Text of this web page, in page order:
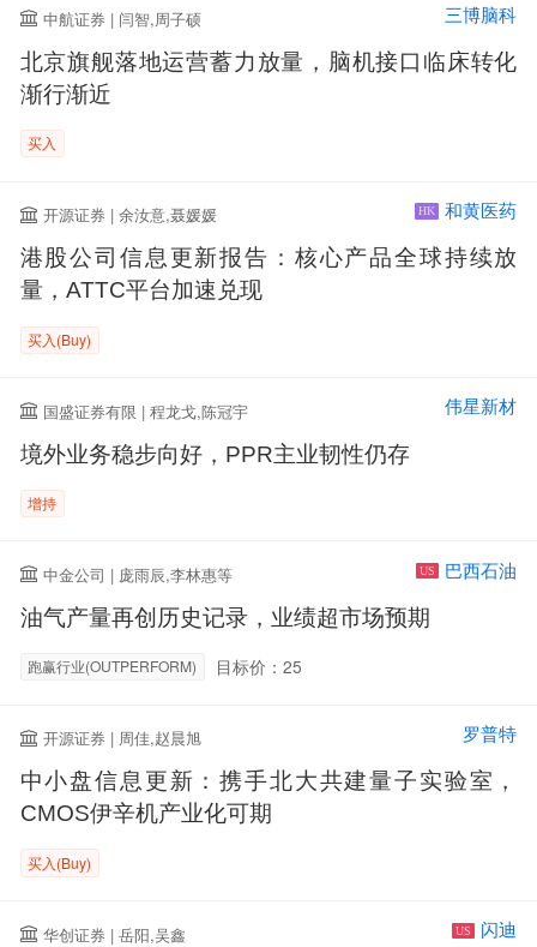
中航证券 | 闫智,周子硕 三博脑科
北京旗舰落地运营蓄力放量，脑机接口临床转化
渐行渐近
买入
开源证券 | 余汝意,聂媛媛 HK 和黄医药
港股公司信息更新报告：核心产品全球持续放
量，ATTC平台加速兑现
买入(Buy)
国盛证券有限 | 程龙戈,陈冠宇 伟星新材
境外业务稳步向好，PPR主业韧性仍存
增持
中金公司 | 庞雨辰,李林惠等 US 巴西石油
油气产量再创历史记录，业绩超市场预期
跑赢行业(OUTPERFORM) 目标价：25
开源证券 | 周佳,赵晨旭 罗普特
中小盘信息更新：携手北大共建量子实验室，
CMOS伊辛机产业化可期
买入(Buy)
华创证券 | 岳阳,吴鑫 US 闪迪